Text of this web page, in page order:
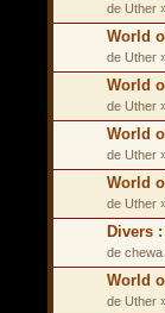
de Uther
World
de Uther
World
de Uther
World
de Uther
World
de Uther
Divers
de chewa
World
de Uther